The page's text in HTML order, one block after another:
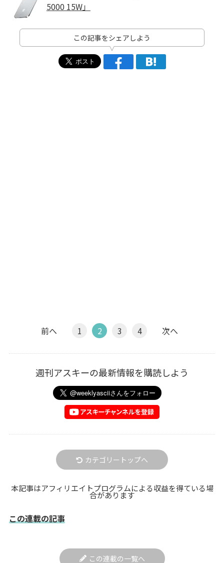
5000 15W」
この記事をシェアしよう
前へ 1 2 3 4 次へ
週刊アスキーの最新情報を購読しよう
カテゴリートップへ
本記事はアフィリエイトプログラムによる収益を得ている場
合があります
この連載の記事
この連載の一覧へ